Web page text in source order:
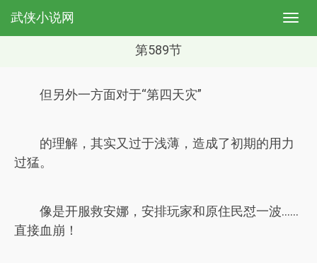
武侠小说网
第589节
但另外一方面对于“第四天灾”
的理解，其实又过于浅薄，造成了初期的用力
过猛。
像是开服救安娜，安排玩家和原住民怼一波......
直接血崩！